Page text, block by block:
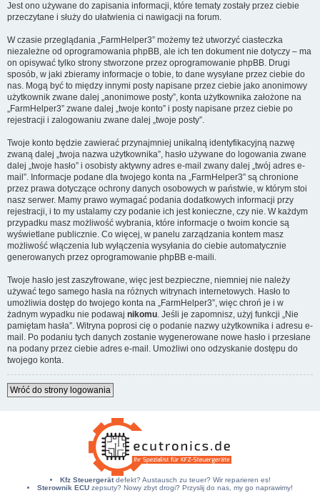
Jest ono używane do zapisania informacji, które tematy zostały przez ciebie
przeczytane i służy do ułatwienia ci nawigacji na forum.
W czasie przeglądania „FarmHelper3” możemy też utworzyć ciasteczka
niezależne od oprogramowania phpBB, ale ich ten dokument nie dotyczy – ma
on opisywać tylko strony stworzone przez oprogramowanie phpBB. Drugi
sposób, w jaki zbieramy informacje o tobie, to dane wysyłane przez ciebie do
nas. Mogą być to między innymi posty napisane przez ciebie jako anonimowy
użytkownik zwane dalej „anonimowe posty”, konta użytkownika założone na
„FarmHelper3” zwane dalej „twoje konto” i posty napisane przez ciebie po
rejestracji i zalogowaniu zwane dalej „twoje posty”.
Twoje konto będzie zawierać przynajmniej unikalną identyfikacyjną nazwę
zwaną dalej „twoja nazwa użytkownika”, hasło używane do logowania zwane
dalej „twoje hasło” i osobisty aktywny adres e-mail zwany dalej „twój adres e-
mail”. Informacje podane dla twojego konta na „FarmHelper3” są chronione
przez prawa dotyczące ochrony danych osobowych w państwie, w którym stoi
nasz serwer. Mamy prawo wymagać podania dodatkowych informacji przy
rejestracji, i to my ustalamy czy podanie ich jest konieczne, czy nie. W każdym
przypadku masz możliwość wybrania, które informacje o twoim koncie są
wyświetlane publicznie. Co więcej, w panelu zarządzania kontem masz
możliwość włączenia lub wyłączenia wysyłania do ciebie automatycznie
generowanych przez oprogramowanie phpBB e-maili.
Twoje hasło jest zaszyfrowane, więc jest bezpieczne, niemniej nie należy
używać tego samego hasła na różnych witrynach internetowych. Hasło to
umożliwia dostęp do twojego konta na „FarmHelper3”, więc chroń je i w
żadnym wypadku nie podawaj nikomu. Jeśli je zapomnisz, użyj funkcji „Nie
pamiętam hasła”. Witryna poprosi cię o podanie nazwy użytkownika i adresu e-
mail. Po podaniu tych danych zostanie wygenerowane nowe hasło i przesłane
na podany przez ciebie adres e-mail. Umożliwi ono odzyskanie dostępu do
twojego konta.
Wróć do strony logowania
Kfz Steuergerätdefekt? Austausch zu teuer? Wir reparieren es!
Sterownik ECU zepsuty? Nowy zbyt drogi? Przyslij do nas, my go naprawimy!